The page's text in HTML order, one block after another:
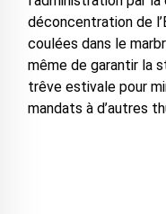
déconcentration de
coulées dans le
même de garantir la
trêve estivale pour
mandats à d’autres